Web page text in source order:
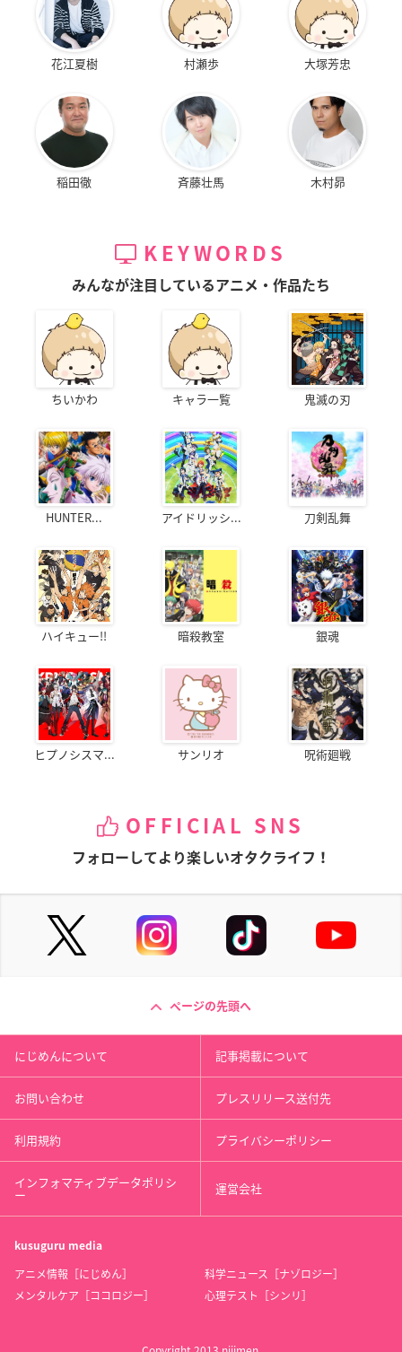
花江夏樹 村瀬歩 大塚芳忠
稲田徹 斉藤壮馬 木村昴
KEYWORDS
みんなが注目しているアニメ・作品たち
ちいかわ キャラ一覧 鬼滅の刃
HUNTER... アイドリッシ... 刀剣乱舞
ハイキュー!! 暗殺教室 銀魂
ヒプノシスマ... サンリオ 呪術廻戦
OFFICIAL SNS
フォローしてより楽しいオタクライフ！
ページの先頭へ
にじめんについて 記事掲載について
お問い合わせ プレスリリース送付先
利用規約 プライバシーポリシー
インフォマティブデータポリシ
ー 運営会社
kusuguru media
アニメ情報［にじめん］
科学ニュース［ナゾロジー］
メンタルケア［ココロジー］
心理テスト［シンリ］